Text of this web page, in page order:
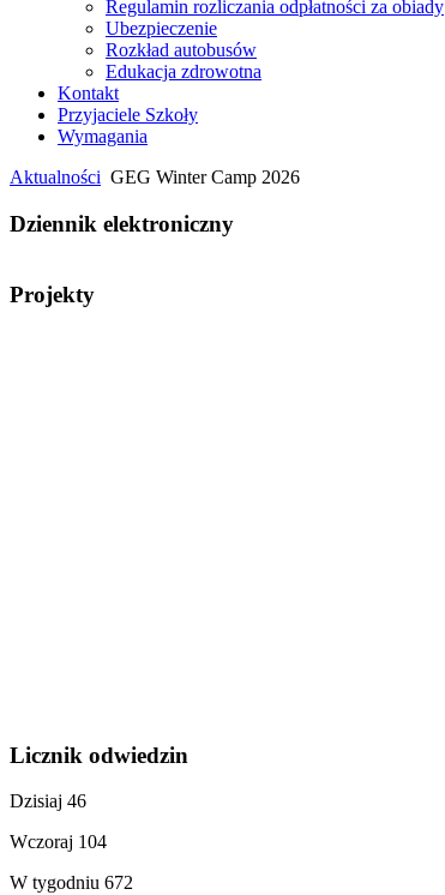
Regulamin rozliczania odpłatności za obiady
Ubezpieczenie
Rozkład autobusów
Edukacja zdrowotna
Kontakt
Przyjaciele Szkoły
Wymagania
Aktualności GEG Winter Camp 2026
Dziennik elektroniczny
Projekty
Licznik odwiedzin
Dzisiaj 46
Wczoraj 104
W tygodniu 672